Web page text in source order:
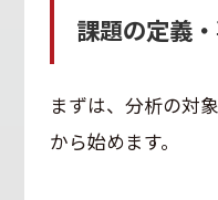
課題の定義
まずは、分析の対
から始めます。